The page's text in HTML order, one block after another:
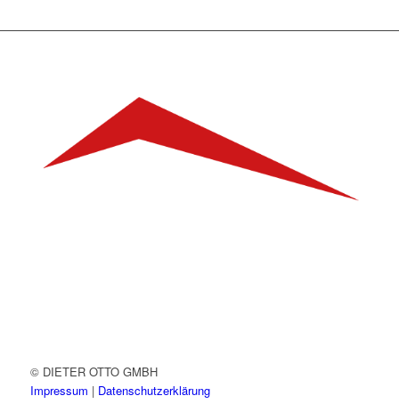
© DIETER OTTO GMBH
Impressum | Datenschutzerklärung